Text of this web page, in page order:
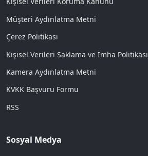
Müşteri Aydınlatma Metni
Çerez Politikası
Kişisel Verileri Saklama ve İmha Politikası
Kamera Aydınlatma Metni
KVKK Başvuru Formu
RSS
Sosyal Medya